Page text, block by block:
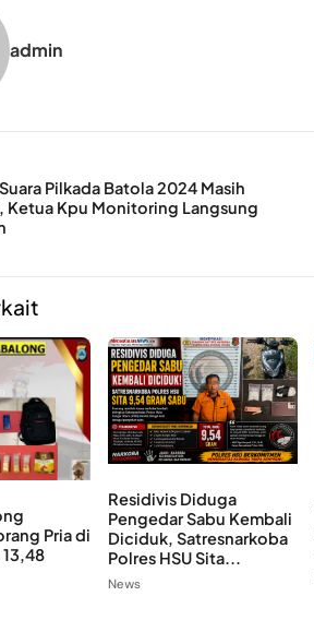
admin
Pilkada Batola 2024 Masih
Ketua Kpu Monitoring Langsung
Pria di
Residivis Diduga
Pengedar Sabu Kembali
Diciduk, Satresnarkoba
Polres HSU Sita...
News